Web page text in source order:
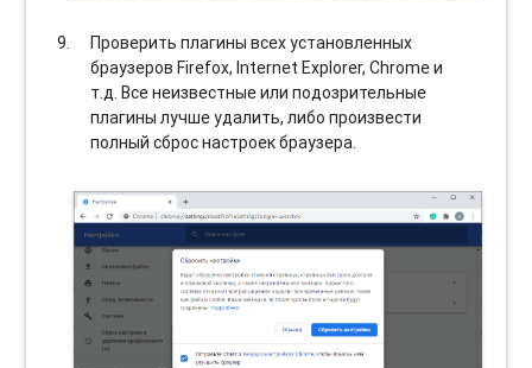
Проверить плагины всех установленных
браузеров Firefox, Internet Explorer, Chrome и
т.д. Все неизвестные или подозрительные
плагины лучше удалить, либо произвести
полный сброс настроек браузера.